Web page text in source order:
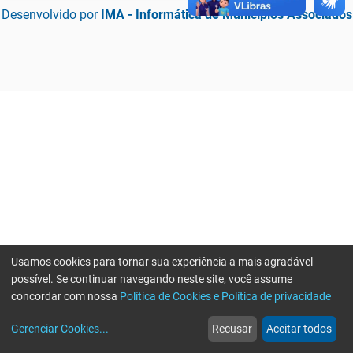
Desenvolvido por IMA - Informática de Municípios Associados
web
Notícias
more_horiz
Mais
Usamos cookies para tornar sua experiência a mais agradável
possível. Se continuar navegando neste site, você assume
concordar com nossa Política de Cookies e Política de privacidade
Gerenciar Cookies... Recusar Aceitar todos
Erro ao enviar informações, por favor tente novamente